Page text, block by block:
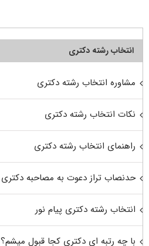
انتخاب رشته دکتری
مشاوره انتخاب رشته دکتری
نکات انتخاب رشته دکتری
راهنمای انتخاب رشته دکتری
حدنصاب تراز دعوت به مصاحبه دکتری
انتخاب رشته دکتری پیام نور
با چه رتبه ای دکتری کجا قبول میشم؟